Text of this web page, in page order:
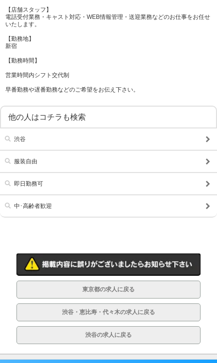
【店舗スタッフ】
電話受付業務・キャスト対応・WEB情報管理・送迎業務などのお仕事をお任せ
いたします。
【勤務地】
新宿
【勤務時間】
営業時間内シフト交代制
早番勤務や遅番勤務などのご希望をお伝え下さい。
他の人はコチラも検索
渋谷
服装自由
即日勤務可
中･高齢者歓迎
東京都の求人に戻る
渋谷・恵比寿・代々木の求人に戻る
渋谷の求人に戻る